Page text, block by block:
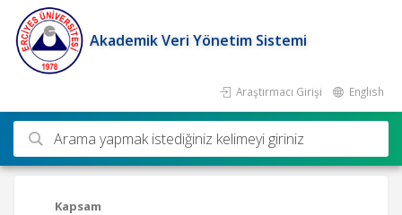
Akademik Veri Yönetim Sistemi
Araştırmacı Girişi English
Ara
Kapsam